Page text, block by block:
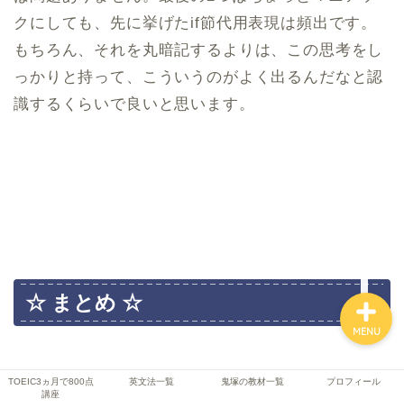
クにしても、先に挙げたif節代用表現は頻出です。
もちろん、それを丸暗記するよりは、この思考をし
っかりと持って、こういうのがよく出るんだなと認
識するくらいで良いと思います。
☆ まとめ ☆
TOEIC3ヵ月で800点
講座
英文法一覧 鬼塚の教材一覧 プロフィール
MENU
TOEIC3ヵ月で800点講座